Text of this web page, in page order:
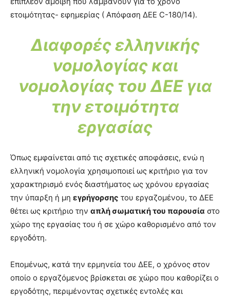
ετοιμότητας- εφημερίας ( Απόφαση ΔΕΕ C-180/14).
Διαφορές ελληνικής
νομολογίας και
νομολογίας του ΔΕΕ για
την ετοιμότητα
εργασίας
Όπως εμφαίνεται από τις σχετικές αποφάσεις, ενώ η
ελληνική νομολογία χρησιμοποιεί ως κριτήριο για τον
χαρακτηρισμό ενός διαστήματος ως χρόνου εργασίας
την ύπαρξη ή μη εγρήγορσης του εργαζομένου, το ΔΕΕ
θέτει ως κριτήριο την απλή σωματική του παρουσία στο
χώρο της εργασίας του ή σε χώρο καθορισμένο από τον
εργοδότη.
Επομένως, κατά την ερμηνεία του ΔΕΕ, ο χρόνος στον
οποίο ο εργαζόμενος βρίσκεται σε χώρο που καθορίζει ο
εργοδότης, περιμένοντας σχετικές εντολές και